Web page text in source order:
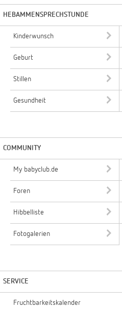
HEBAMMENSPRECHSTUNDE
Kinderwunsch
Geburt
Stillen
Gesundheit
COMMUNITY
My babyclub.de
Foren
Hibbelliste
Fotogalerien
SERVICE
Fruchtbarkeitskalender